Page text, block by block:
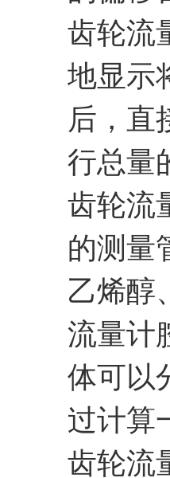
齿轮流
地显示
后，直
行总量
齿轮流
的测量
乙烯醇
流量计
体可以
过计算
齿轮流